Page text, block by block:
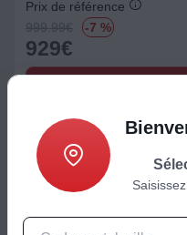
Prix de référence
999.99€ -7 %
929€